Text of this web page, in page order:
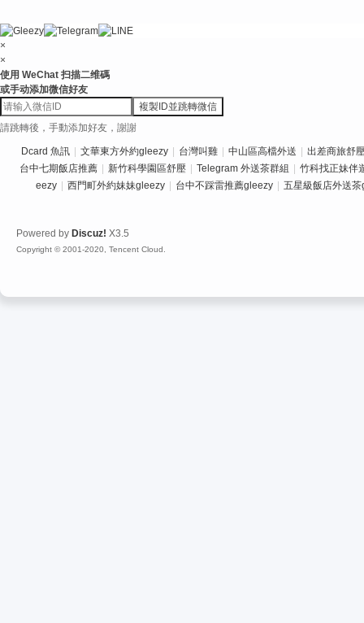
×
×
使用 WeChat 扫描二维碼
或手动添加微信好友
複製ID並跳轉微信
請跳轉後，手動添加好友，謝謝
Dcard 魚訊 文華東方外約gleezy 台灣叫雞 中山區高檔外送
出差商旅舒
台中七期飯店推薦
新竹科學園區舒壓 Telegram 外送茶群組
竹科找正妹伴
eezy
西門町外約妹妹gleezy 台中不踩雷推薦gleezy 五星級飯店外送
Powered by Discuz! X3.5
Copyright © 2001-2020, Tencent Cloud.